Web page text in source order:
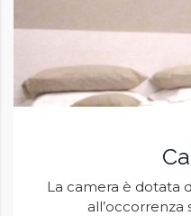
La camera è dotata
all’occorrenza